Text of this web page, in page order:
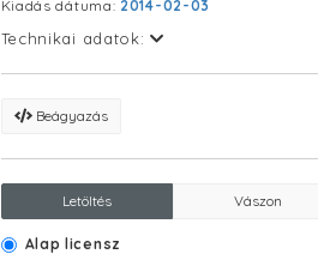
Kiadás dátuma: 2014-02-03
Technikai adatok:
Beágyazás
Letöltés Vászon
Alap licensz